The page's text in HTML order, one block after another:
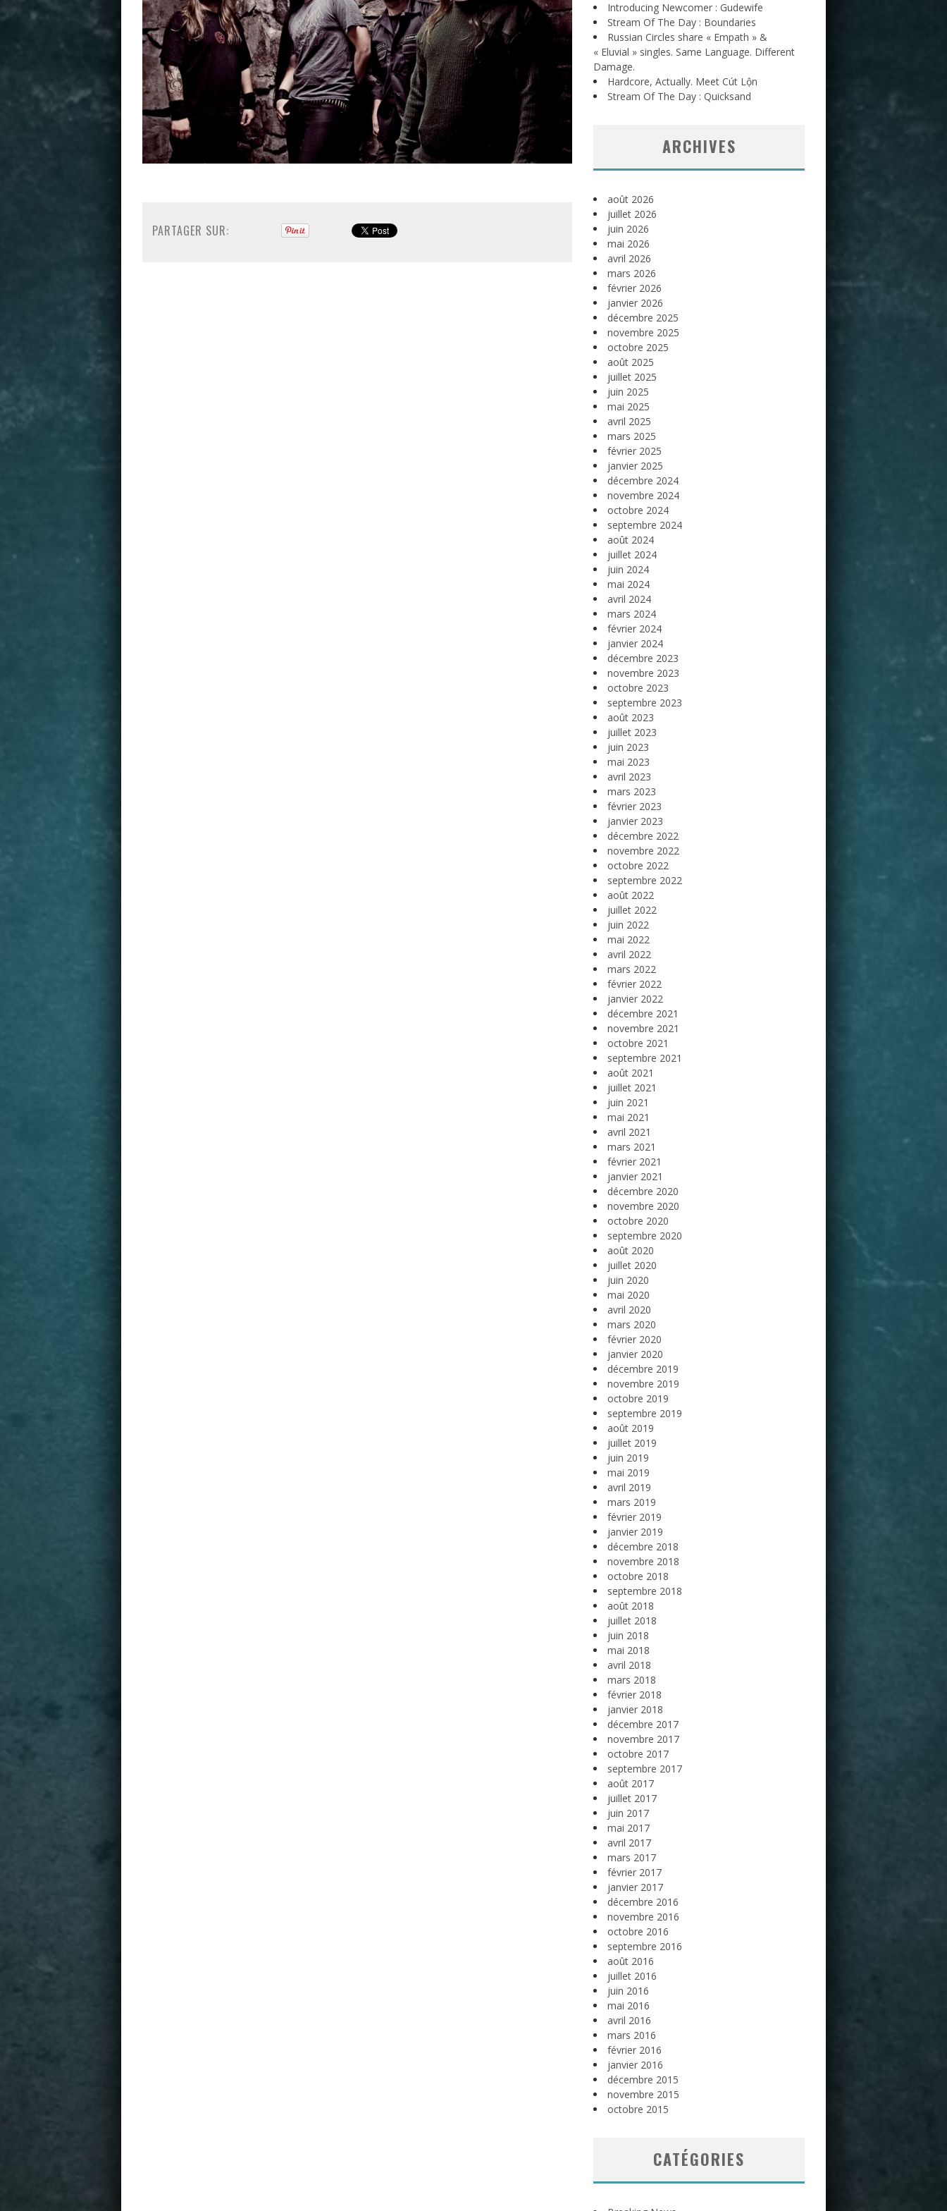
PARTAGER SUR:
Introducing Newcomer : Gudewife
Stream Of The Day : Boundaries
Russian Circles share « Empath » &
« Eluvial » singles. Same Language. Different
Damage.
Hardcore, Actually. Meet Cút Lộn
Stream Of The Day : Quicksand
ARCHIVES
août 2026
juillet 2026
juin 2026
mai 2026
avril 2026
mars 2026
février 2026
janvier 2026
décembre 2025
novembre 2025
octobre 2025
août 2025
juillet 2025
juin 2025
mai 2025
avril 2025
mars 2025
février 2025
janvier 2025
décembre 2024
novembre 2024
octobre 2024
septembre 2024
août 2024
juillet 2024
juin 2024
mai 2024
avril 2024
mars 2024
février 2024
janvier 2024
décembre 2023
novembre 2023
octobre 2023
septembre 2023
août 2023
juillet 2023
juin 2023
mai 2023
avril 2023
mars 2023
février 2023
janvier 2023
décembre 2022
novembre 2022
octobre 2022
septembre 2022
août 2022
juillet 2022
juin 2022
mai 2022
avril 2022
mars 2022
février 2022
janvier 2022
décembre 2021
novembre 2021
octobre 2021
septembre 2021
août 2021
juillet 2021
juin 2021
mai 2021
avril 2021
mars 2021
février 2021
janvier 2021
décembre 2020
novembre 2020
octobre 2020
septembre 2020
août 2020
juillet 2020
juin 2020
mai 2020
avril 2020
mars 2020
février 2020
janvier 2020
décembre 2019
novembre 2019
octobre 2019
septembre 2019
août 2019
juillet 2019
juin 2019
mai 2019
avril 2019
mars 2019
février 2019
janvier 2019
décembre 2018
novembre 2018
octobre 2018
septembre 2018
août 2018
juillet 2018
juin 2018
mai 2018
avril 2018
mars 2018
février 2018
janvier 2018
décembre 2017
novembre 2017
octobre 2017
septembre 2017
août 2017
juillet 2017
juin 2017
mai 2017
avril 2017
mars 2017
février 2017
janvier 2017
décembre 2016
novembre 2016
octobre 2016
septembre 2016
août 2016
juillet 2016
juin 2016
mai 2016
avril 2016
mars 2016
février 2016
janvier 2016
décembre 2015
novembre 2015
octobre 2015
CATÉGORIES